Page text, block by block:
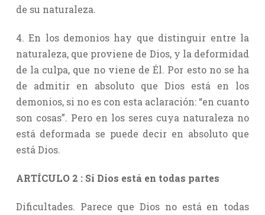
de su naturaleza.
4. En los demonios hay que distinguir entre la
naturaleza, que proviene de Dios, y la deformidad
de la culpa, que no viene de Él. Por esto no se ha
de admitir en absoluto que Dios está en los
demonios, si no es con esta aclaración: “en cuanto
son cosas”. Pero en los seres cuya naturaleza no
está deformada se puede decir en absoluto que
está Dios.
ARTÍCULO 2 : Si Dios está en todas partes
Dificultades. Parece que Dios no está en todas